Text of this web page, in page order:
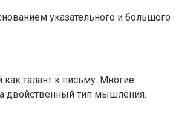
указательного и большого
талант к письму. Многие
двойственный тип мышления.